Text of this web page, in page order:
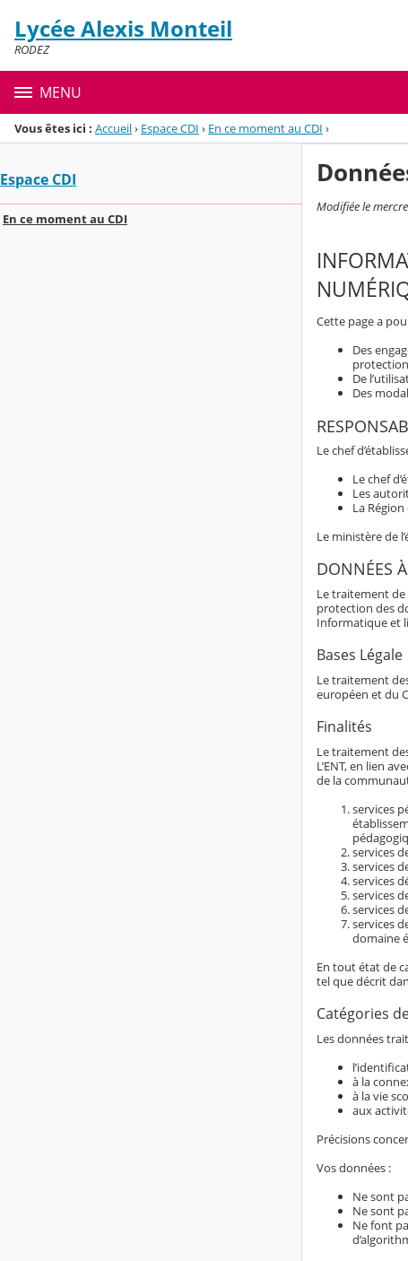
Menu de la rubrique
Contenu
Lycée Alexis Monteil
RODEZ
MENU
Vous êtes ici : Accueil› Espace CDI › En ce moment au CDI ›
Espace CDI
En ce moment au CDI
Modifiée le
Cette page a
Des
De
Des
Le chef
Le chef
Les
La
Le ministère de
DONNÉES
Le traitement de
protection des
Informatique et
Bases Légale
Le traitement
européen et du
Finalités
Le traitement
L’ENT, en lien
de la
services
services
services
services
services
services
services
domaine
En tout état de
tel que décrit
Catégories
Les données
à la
à la vie
aux
Précisions
Vos données :
Ne sont
Ne sont
Ne font